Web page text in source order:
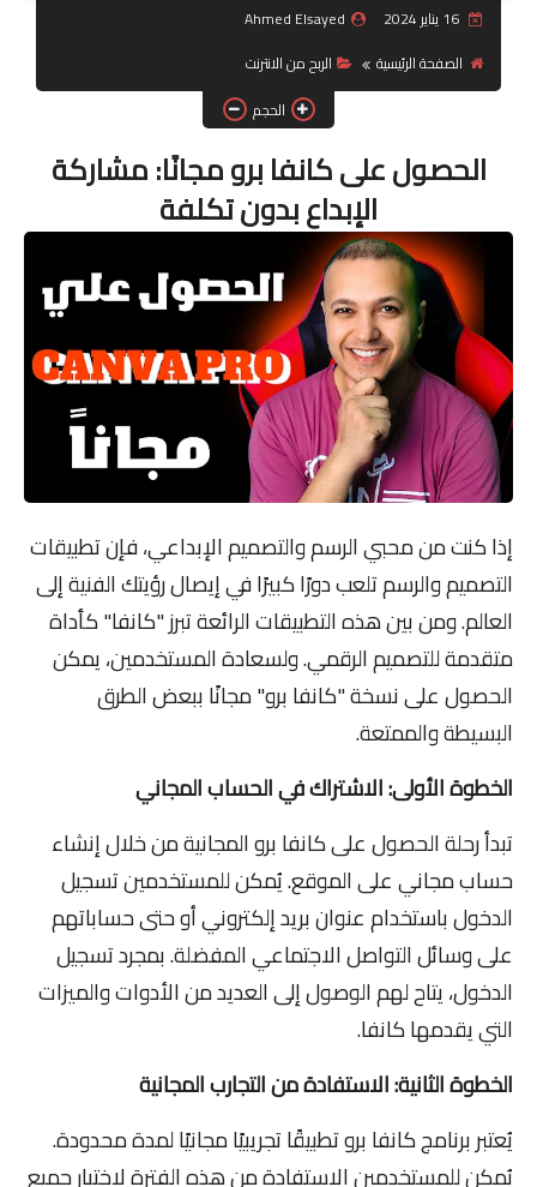
جرافيك
موبايل
كورسات
مقالات
القسم الديني
العناية بالصحة
سياحة
قصص
رياضة
16 يناير 2024
Ahmed Elsayed
الصفحة الرئيسية
الربح من الانترنت
الحجم
الحصول على كانفا برو مجانًا: مشاركة
الإبداع بدون تكلفة
إذا كنت من محبي الرسم والتصميم الإبداعي، فإن تطبيقات
التصميم والرسم تلعب دورًا كبيرًا في إيصال رؤيتك الفنية إلى
العالم. ومن بين هذه التطبيقات الرائعة تبرز "كانفا" كأداة
متقدمة للتصميم الرقمي. ولسعادة المستخدمين، يمكن
الحصول على نسخة "كانفا برو" مجانًا ببعض الطرق
البسيطة والممتعة.
الخطوة الأولى: الاشتراك في الحساب المجاني
تبدأ رحلة الحصول على كانفا برو المجانية من خلال إنشاء
حساب مجاني على الموقع. يُمكن للمستخدمين تسجيل
الدخول باستخدام عنوان بريد إلكتروني أو حتى حساباتهم
على وسائل التواصل الاجتماعي المفضلة. بمجرد تسجيل
الدخول، يتاح لهم الوصول إلى العديد من الأدوات والميزات
التي يقدمها كانفا.
الخطوة الثانية: الاستفادة من التجارب المجانية
يُعتبر برنامج كانفا برو تطبيقًا تجريبيًا مجانيًا لمدة محدودة.
يُمكن للمستخدمين الاستفادة من هذه الفترة لاختبار جميع